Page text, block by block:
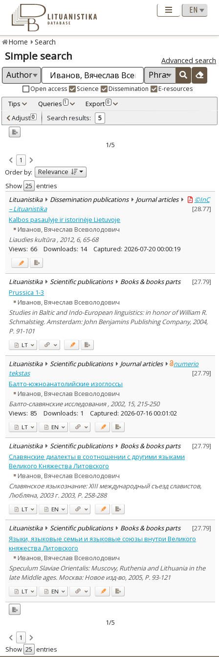
Home Search
Simple search Advanced search
Open access Science Dissemination E-resources
Tips Queries 1 Export 0
Adjusted by criteria 0
Year
Refine
Open access
Scientific publications 4
Dissemination publications
Document Type:
Books & books parts 3
Journal articles
Subject area:
Linguistics 5
Text language
Historical periods
Lithuanian place names
Subject
Journal
Adjust 0 Search results: 5
1/5
1
Order by:
Relevance
Show
entries
Lituanistika
Dissemination publications Journal articles
©InC
– Lituanistika
[28.77]
Kalbos pasaulyje ir istorinėje Lietuvoje
Иванов, Вячеслав Всеволодович
Liaudies kultūra , 2012, 6, 65-68
Views: 66 Downloads: 14 Captured: 2026-07-20 00:00:19
Lituanistika Scientific publications Books & books parts [27.79]
Prussica 1-3
Иванов, Вячеслав Всеволодович
Studies in Baltic and Indo-European linguistics: in honor of William R.
Schmalstieg. Amsterdam: John Benjamins Publishing Company, 2004,
P. 91-101
LT
Lituanistika Scientific publications Journal articles
numerio
tekstas
[27.79]
Балто-южноанатолийские изоглоссы
Иванов, Вячеслав Всеволодович
Балто-славянские исследования , 2002, 15, 215-250
Views: 85 Downloads: 1 Captured: 2026-07-16 00:01:02
LT EN
Lituanistika Scientific publications Books & books parts [27.79]
Славянские диалекты в соотношении с другими языками
Великого Княжества Литовского
Иванов, Вячеслав Всеволодович
Славянское языкознание: XIII международный съезд славистов,
Любляна, 2003 г. 2003, P. 258-288
LT EN
Lituanistika Scientific publications Books & books parts [27.79]
Языки, языковые семьи и языковые союзы внутри Великого
княжества Литовского
Иванов, Вячеслав Всеволодович
Speculum Slaviae Orientalis: Muscovy, Ruthenia and Lithuania in the
late Middle ages. Москва: Новое изд-во, 2005, P. 93-121
LT EN
1/5
1
Show
entries